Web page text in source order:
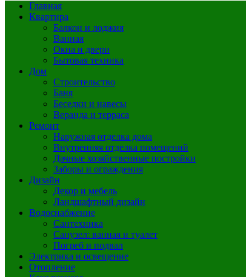
Главная
Квартира
Балкон и лоджия
Ванная
Окна и двери
Бытовая техника
Дом
Строительство
Баня
Беседки и навесы
Веранда и терраса
Ремонт
Наружная отделка дома
Внутренняя отделка помещений
Дачные хозяйственные постройки
Заборы и ограждения
Дизайн
Декор и мебель
Ландшафтный дизайн
Водоснабжение
Сантехника
Санузел: ванная и туалет
Погреб и подвал
Электрика и освещение
Отопление